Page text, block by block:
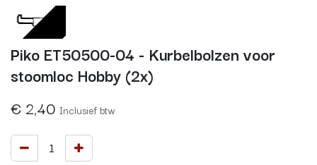
Op voorraad
Piko ET50500-04 - Kurbelbolzen voor
stoomloc Hobby (2x)
€ 2,40 Inclusief btw